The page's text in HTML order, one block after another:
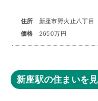
住所
新座市野火止八丁目
価格
2650万円
新座駅の住まいを